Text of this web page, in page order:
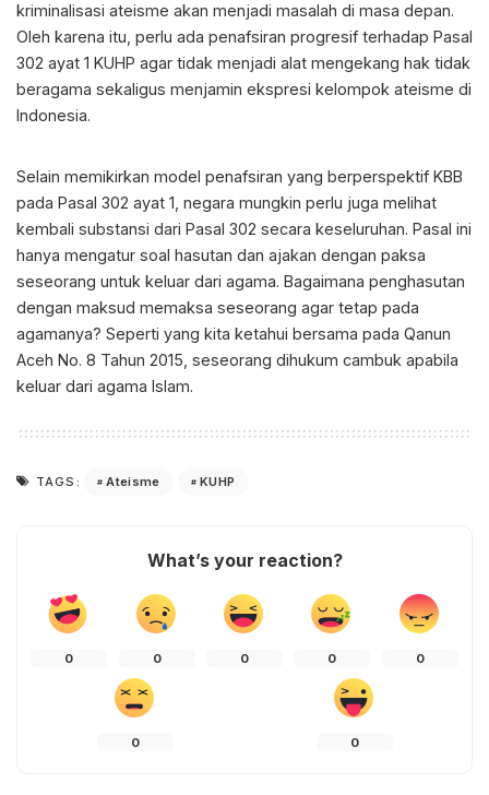
kriminalisasi ateisme akan menjadi masalah di masa depan.
Oleh karena itu, perlu ada penafsiran progresif terhadap Pasal
302 ayat 1 KUHP agar tidak menjadi alat mengekang hak tidak
beragama sekaligus menjamin ekspresi kelompok ateisme di
Indonesia.
Selain memikirkan model penafsiran yang berperspektif KBB
pada Pasal 302 ayat 1, negara mungkin perlu juga melihat
kembali substansi dari Pasal 302 secara keseluruhan. Pasal ini
hanya mengatur soal hasutan dan ajakan dengan paksa
seseorang untuk keluar dari agama. Bagaimana penghasutan
dengan maksud memaksa seseorang agar tetap pada
agamanya? Seperti yang kita ketahui bersama pada Qanun
Aceh No. 8 Tahun 2015, seseorang dihukum cambuk apabila
keluar dari agama Islam.
TAGS: Ateisme KUHP
What’s your reaction?
0 0 0 0 0
0 0